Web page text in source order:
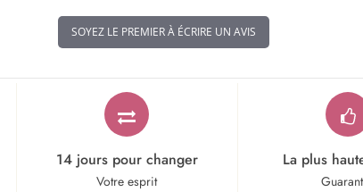
SOYEZ LE PREMIER À ÉCRIRE UN AVIS
14 jours pour changer
Votre esprit
La plus